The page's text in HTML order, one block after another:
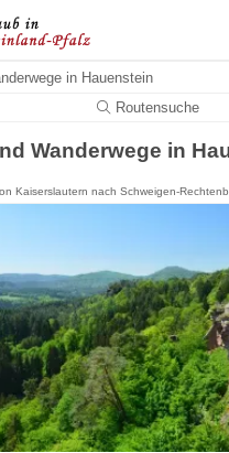
in Hauenstein
Routensuche
+1.500 Unterkünfte in
Sehenswürdigkeiten
Wanderwege in
Kaiserslautern nach Schweigen-